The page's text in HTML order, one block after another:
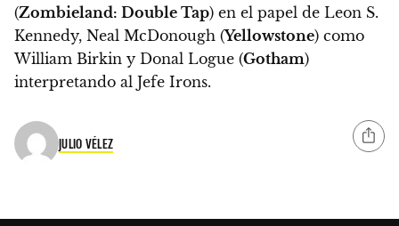
(Zombieland: Double Tap) en el papel de Leon S.
Kennedy, Neal McDonough (Yellowstone) como
William Birkin y Donal Logue (Gotham)
interpretando al Jefe Irons.
JULIO VÉLEZ